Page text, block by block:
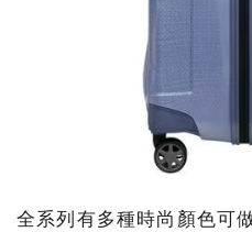
全系列有多種時尚顏色可